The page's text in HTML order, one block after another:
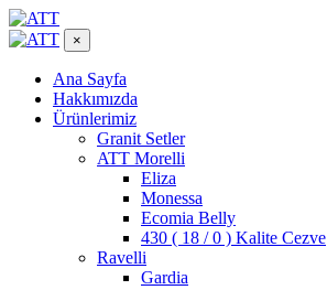
×
Ana Sayfa
Hakkımızda
Ürünlerimiz
Granit Setler
ATT Morelli
Eliza
Monessa
Ecomia Belly
430 ( 18 / 0 ) Kalite Cezve
Ravelli
Gardia